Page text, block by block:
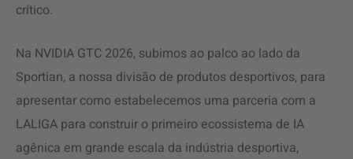
crítico.
Na NVIDIA GTC 2026, subimos ao palco ao lado da
Sportian, a nossa divisão de produtos desportivos, para
apresentar como estabelecemos uma parceria com a
LALIGA para construir o primeiro ecossistema de IA
agênica em grande escala da indústria desportiva,